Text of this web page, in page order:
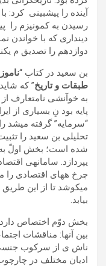
آينده را پيشبينی کرد:
رسيدن به کمونيزم را
دينداری که با خواندن
دوازدھم را تصديق م
بن سعيد در کتاب “
طبقات و تاريخ” که
به خوآنشی نامتعارف
پايه بود نِ بسياری از
“سرمايه” گرفته میشد
تحليلی بن سعيد را
شده است؛ بخش اولّ به
یپردازد. سامانهی
چرخ هھای اقتصادی را
میکوشد تا از اين
بيابد.
بخش دوّم اختصاص دارد
بين آنھا: مناقشات
ناش ی از سرکوب جنسی
اديان مختلف در